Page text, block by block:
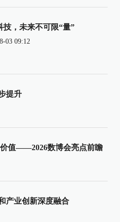
技，未来不可限“量”
03 09:12
提升
值——2026数博会亮点前瞻
产业创新深度融合